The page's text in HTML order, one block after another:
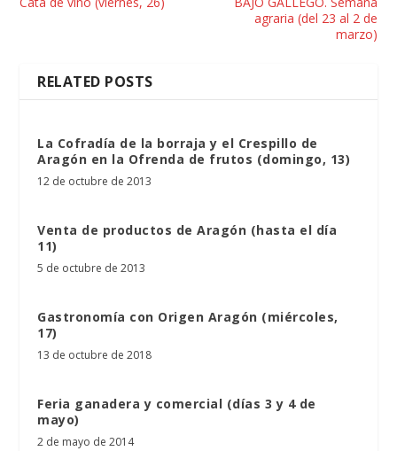
agraria (del 23 al 2 de
marzo)
RELATED POSTS
La Cofradía de la borraja y el Crespillo de
Aragón en la Ofrenda de frutos (domingo, 13)
12 de octubre de 2013
Venta de productos de Aragón (hasta el día
11)
5 de octubre de 2013
Gastronomía con Origen Aragón (miércoles,
17)
13 de octubre de 2018
Feria ganadera y comercial (días 3 y 4 de
mayo)
2 de mayo de 2014